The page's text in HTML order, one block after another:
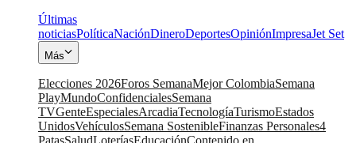
Últimas
noticiasPolíticaNaciónDineroDeportesOpiniónImpresaJet Set
Más
Elecciones 2026Foros SemanaMejor ColombiaSemana
PlayMundoConfidencialesSemana
TVGenteEspecialesArcadiaTecnologíaTurismoEstados
UnidosVehículosSemana SostenibleFinanzas Personales4
PatasSaludLoteríasEducaciónContenido en